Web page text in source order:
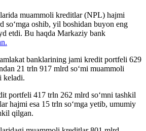
muammoli kreditlar (NPL) hajmi
so‘mga oshib, yil boshidan buyon eng
etdi. Bu haqda Markaziy bank
banklarining jami kredit portfeli 629
21 trln 917 mlrd so‘mi muammoli
keladi.
portfeli 417 trln 262 mlrd so‘mni tashkil
hajmi esa 15 trln so‘mga yetib, umumiy
qilgan.